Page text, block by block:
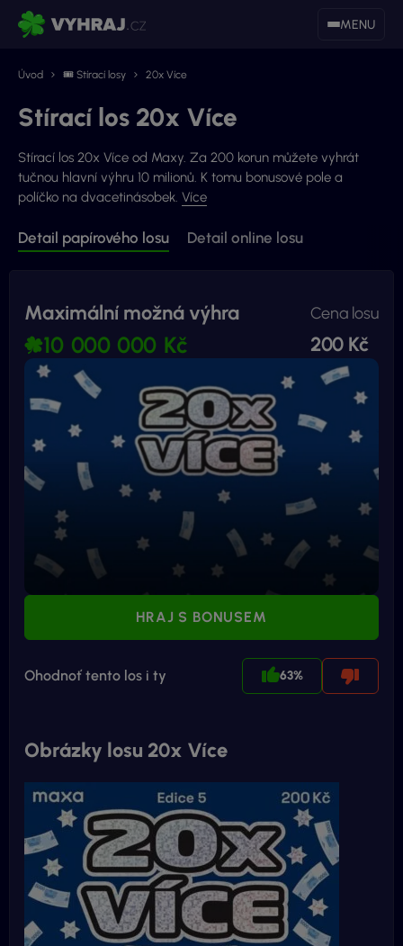
MENU
Úvod 🎟 Stírací losy 20x Více
Stírací los 20x Více
Stírací los 20x Více od Maxy. Za 200 korun můžete vyhrát
tučnou hlavní výhru 10 milionů. K tomu bonusové pole a
políčko na dvacetinásobek. Více
Detail online losu
Detail papírového losu
Maximální možná výhra
10 000 000 Kč
Cena losu
200 Kč
HRAJ S BONUSEM
Ohodnoť tento los i ty 63%
Obrázky losu 20x Více